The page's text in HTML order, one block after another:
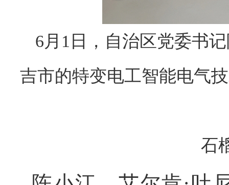
6月1日，自治区党委书
吉市的特变电工智能电气
石